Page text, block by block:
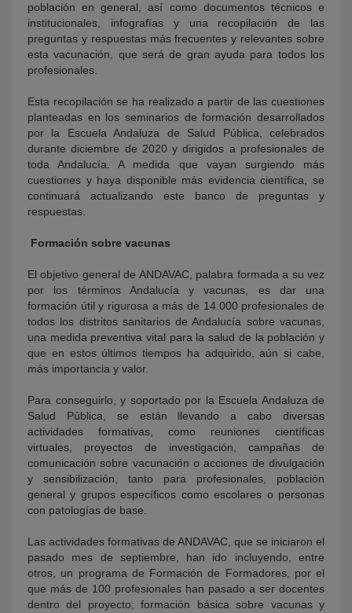
población en general, así como documentos técnicos e
institucionales, infografías y una recopilación de las
preguntas y respuestas más frecuentes y relevantes sobre
esta vacunación, que será de gran ayuda para todos los
profesionales.
Esta recopilación se ha realizado a partir de las cuestiones
planteadas en los seminarios de formación desarrollados
por la Escuela Andaluza de Salud Pública, celebrados
durante diciembre de 2020 y dirigidos a profesionales de
toda Andalucía. A medida que vayan surgiendo más
cuestiones y haya disponible más evidencia científica, se
continuará actualizando este banco de preguntas y
respuestas.
Formación sobre vacunas
El objetivo general de ANDAVAC, palabra formada a su vez
por los términos Andalucía y vacunas, es dar una
formación útil y rigurosa a más de 14.000 profesionales de
todos los distritos sanitarios de Andalucía sobre vacunas,
una medida preventiva vital para la salud de la población y
que en estos últimos tiempos ha adquirido, aún si cabe,
más importancia y valor.
Para conseguirlo, y soportado por la Escuela Andaluza de
Salud Pública, se están llevando a cabo diversas
actividades formativas, como reuniones científicas
virtuales, proyectos de investigación, campañas de
comunicación sobre vacunación o acciones de divulgación
y sensibilización, tanto para profesionales, población
general y grupos específicos como escolares o personas
con patologías de base.
Las actividades formativas de ANDAVAC, que se iniciaron el
pasado mes de septiembre, han ido incluyendo, entre
otros, un programa de Formación de Formadores, por el
que más de 100 profesionales han pasado a ser docentes
dentro del proyecto; formación básica sobre vacunas y